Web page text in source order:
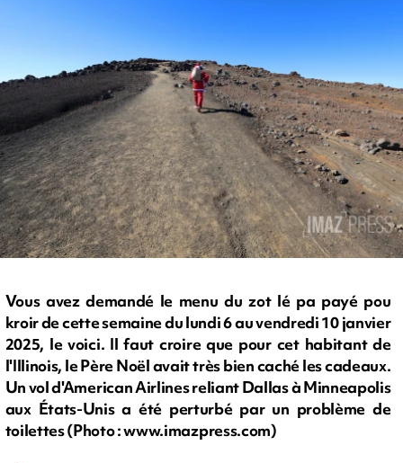
Vous avez demandé le menu du zot lé pa payé pou
kroir de cette semaine du lundi 6 au vendredi 10 janvier
2025, le voici. Il faut croire que pour cet habitant de
l'Illinois, le Père Noël avait très bien caché les cadeaux.
Un vol d'American Airlines reliant Dallas à Minneapolis
aux États-Unis a été perturbé par un problème de
toilettes (Photo : www.imazpress.com)